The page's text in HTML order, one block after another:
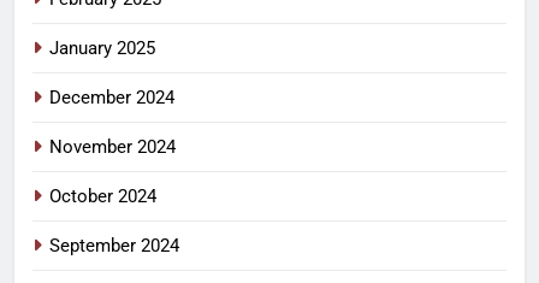
January 2025
December 2024
November 2024
October 2024
September 2024